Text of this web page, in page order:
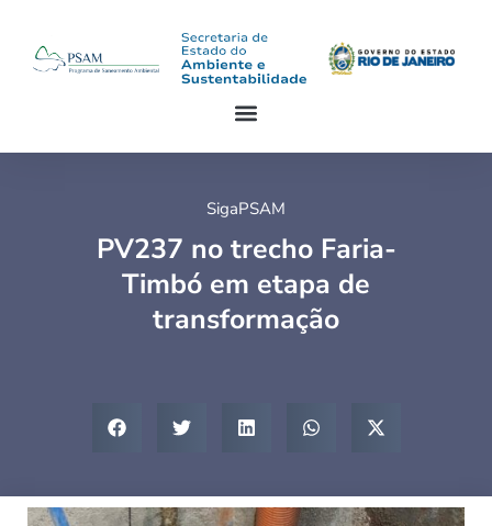
SigaPSAM
PV237 no trecho Faria-
Timbó em etapa de
transformação